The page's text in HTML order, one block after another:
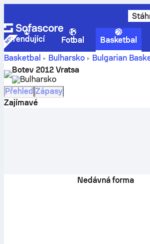
Trendující Fotbal Basketbal
Basketbal
Bulharsko Bulgarian
pořadí, rozpis a hráči týmu Botev 2012
Botev 2012 Vratsa
Bulharsko
Přehled Zápasy
Zajímavé
Nedávná forma